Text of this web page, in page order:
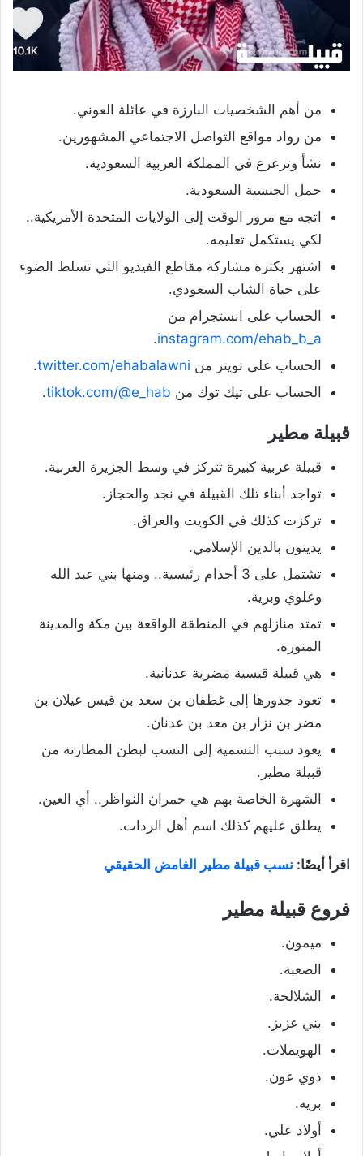
من أهم الشخصيات البارزة في عائلة العوني.
من رواد مواقع التواصل الاجتماعي المشهورين.
نشأ وترعرع في المملكة العربية السعودية.
حمل الجنسية السعودية.
اتجه مع مرور الوقت إلى الولايات المتحدة الأمريكية..
لكي يستكمل تعليمه.
اشتهر بكثرة مشاركة مقاطع الفيديو التي تسلط الضوء
على حياة الشاب السعودي.
الحساب على انستجرام من
instagram.com/ehab_b_a
.
الحساب على تويتر من twitter.com/ehabalawni
.
الحساب على تيك توك من tiktok.com/@e_hab
.
قبيلة مطير
قبيلة عربية كبيرة تتركز في وسط الجزيرة العربية.
تواجد أبناء تلك القبيلة في نجد والحجاز.
تركزت كذلك في الكويت والعراق.
يدينون بالدين الإسلامي.
تشتمل على 3 أجذام رئيسية.. ومنها بني عبد الله
وعلوي وبرية.
تمتد منازلهم في المنطقة الواقعة بين مكة والمدينة
المنورة.
هي قبيلة قيسية مضرية عدنانية.
تعود جذورها إلى غطفان بن سعد بن قيس عيلان بن
مضر بن نزار بن معد بن عدنان.
يعود سبب التسمية إلى النسب لبطن المطارنة من
قبيلة مطير.
الشهرة الخاصة بهم هي حمران النواظر.. أي العين.
يطلق عليهم كذلك اسم أهل الردات.
اقرأ أيضًا: نسب قبيلة مطير الغامض الحقيقي
فروع قبيلة مطير
ميمون.
الصعبة.
الشلالحة.
بني عزيز.
الهويملات.
ذوي عون.
بريه.
أولاد علي.